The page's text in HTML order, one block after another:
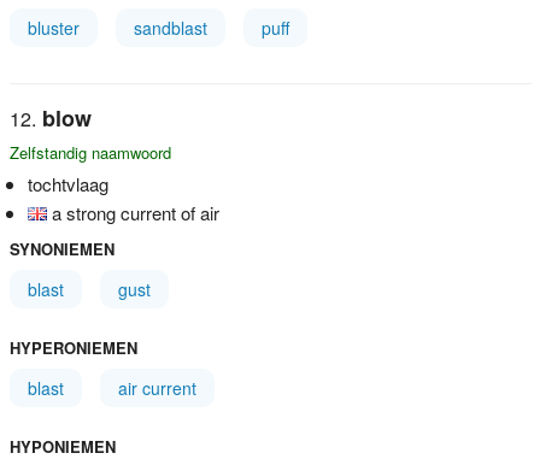
bluster sandblast puff
blow
Zelfstandig naamwoord
tochtvlaag
a strong current of air
SYNONIEMEN
blast gust
HYPERONIEMEN
blast air current
HYPONIEMEN